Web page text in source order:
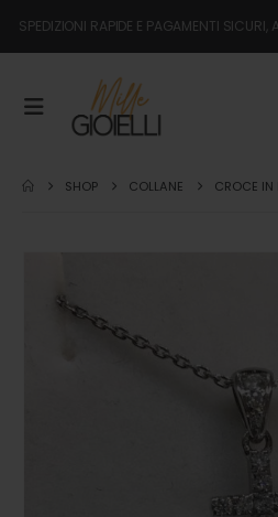
SPEDIZIONI RAPIDE E PAGAMENTI SICURI,
SHOP COLLANE CROCE